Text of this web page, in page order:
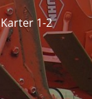
Karter 1-2